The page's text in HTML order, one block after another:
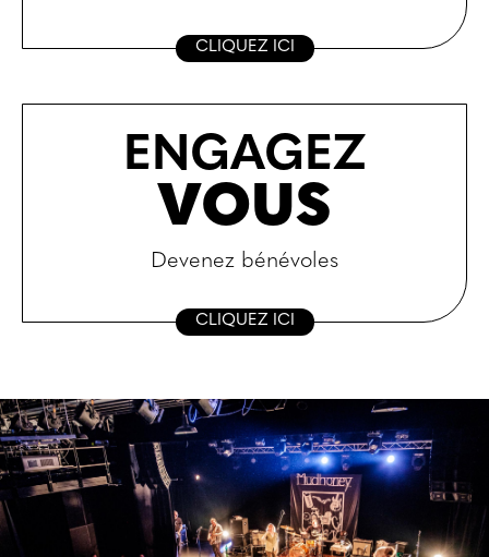
CLIQUEZ ICI
ENGAGEZ
VOUS
Devenez bénévoles
CLIQUEZ ICI